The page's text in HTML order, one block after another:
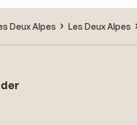
Deux Alpes Les Deux Alpes